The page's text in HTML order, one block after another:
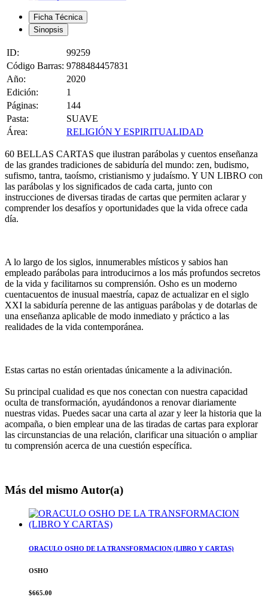
Ficha Técnica
Sinopsis
ID:
99259
Código Barras: 9788484457831
Año:
2020
Edición:
1
Páginas:
144
Pasta:
SUAVE
Área:
RELIGIÓN Y ESPIRITUALIDAD
60 BELLAS CARTAS que ilustran parábolas y cuentos enseñanza
de las grandes tradiciones de sabiduría del mundo: zen, budismo,
sufismo, tantra, taoísmo, cristianismo y judaísmo. Y UN LIBRO con
las parábolas y los significados de cada carta, junto con
instrucciones de diversas tiradas de cartas que permiten aclarar y
comprender los desafíos y oportunidades que la vida ofrece cada
día.
A lo largo de los siglos, innumerables místicos y sabios han
empleado parábolas para introducirnos a los más profundos secretos
de la vida y facilitarnos su comprensión. Osho es un moderno
cuentacuentos de inusual maestría, capaz de actualizar en el siglo
XXI la sabiduría perenne de las antiguas parábolas y de dotarlas de
una enseñanza aplicable de modo inmediato y práctico a las
realidades de la vida contemporánea.
Estas cartas no están orientadas únicamente a la adivinación.
Su principal cualidad es que nos conectan con nuestra capacidad
oculta de transformación, ayudándonos a renovar diariamente
nuestras vidas. Puedes sacar una carta al azar y leer la historia que la
acompaña, o bien emplear una de las tiradas de cartas para explorar
las circunstancias de una relación, clarificar una situación o ampliar
tu comprensión acerca de una cuestión específica.
Más del mismo Autor(a)
ORACULO OSHO DE LA TRANSFORMACION (LIBRO Y CARTAS)
OSHO
$665.00